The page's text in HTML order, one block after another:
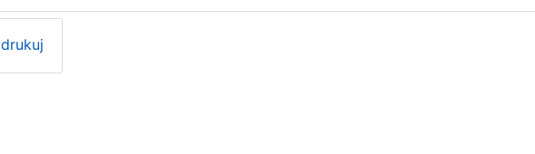
drukuj